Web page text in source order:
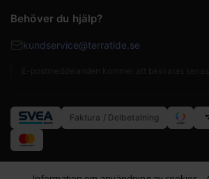
Behöver du hjälp?
kundservice@terratide.se
Faktura / Delbetalning